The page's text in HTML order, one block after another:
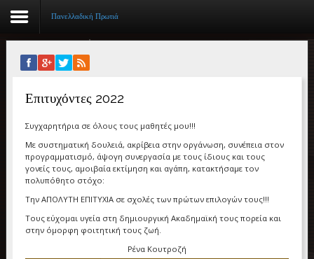
Αρχική
Βιογραφικό
Συγγραφικό έργο
Εργασίες
Ιστορίες Επιτυχίας
Επιτυχόντες
Πανελλαδική Πρωτιά
Επιτυχόντες 2022
Συγχαρητήρια σε όλους τους μαθητές μου!!!
Με συστηματική δουλειά, ακρίβεια στην οργάνωση, συνέπεια στον
προγραμματισμό, άψογη συνεργασία με τους ίδιους και τους
γονείς τους, αμοιβαία εκτίμηση και αγάπη, κατακτήσαμε τον
πολυπόθητο στόχο:
Την ΑΠΟΛΥΤΗ ΕΠΙΤΥΧΙΑ σε σχολές των πρώτων επιλογών τους!!!
Τους εύχομαι υγεία στη δημιουργική Ακαδημαϊκή τους πορεία και
στην όμορφη φοιτητική τους ζωή.
Ρένα Κουτροζή